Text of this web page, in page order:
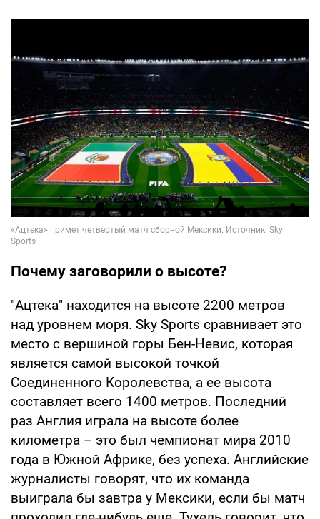
Почему заговорили о высоте?
"Ацтека" находится на высоте 2200 метров
над уровнем моря. Sky Sports сравнивает это
место с вершиной горы Бен-Невис, которая
является самой высокой точкой
Соединенного Королевства, а ее высота
составляет всего 1400 метров. Последний
раз Англия играла на высоте более
километра – это был чемпионат мира 2010
года в Южной Африке, без успеха. Английские
журналисты говорят, что их команда
выиграла бы завтра у Мексики, если бы матч